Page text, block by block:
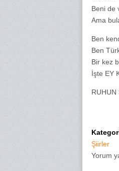
Beni de
Ama
Ben
Ben
Bir kez
İşte EY
RUHUN
Şiirler
Yorum